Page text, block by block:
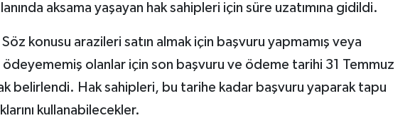
aksama yaşayan hak sahipleri için süre uzatımına gidildi.
Söz konusu arazileri satın almak için başvuru yapmamış veya
olanlar için son başvuru ve ödeme tarihi 31 Temmuz
belirlendi. Hak sahipleri, bu tarihe kadar başvuru yaparak tapu
kullanabilecekler.